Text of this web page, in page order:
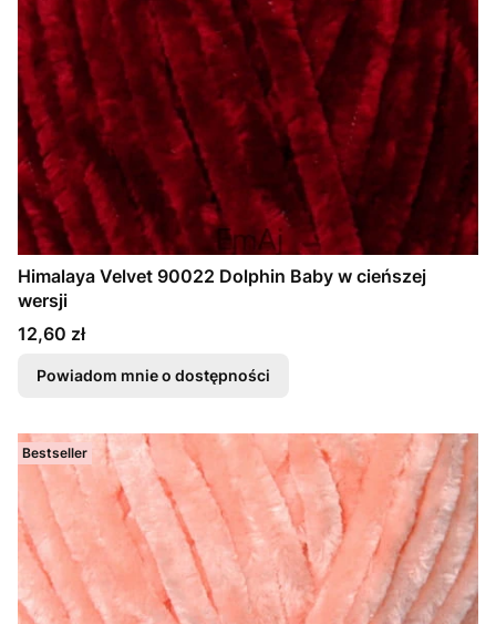
Himalaya Velvet 90022 Dolphin Baby w cieńszej
wersji
Cena
12,60 zł
Powiadom mnie o dostępności
Bestseller